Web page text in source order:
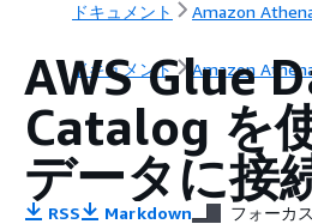
ドキュメント Amazon
ドキュメント Amazon
AWS Glue
Catalog を
データに接
RSS Markdown フォーカ